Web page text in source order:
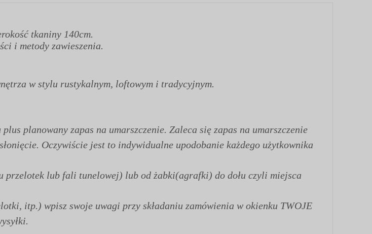
tkaniny 140cm.
i metody zawieszenia.
w stylu rustykalnym, loftowym i tradycyjnym.
planowany zapas na umarszczenie. Zaleca się zapas na umarszczenie
Oczywiście jest to indywidualne upodobanie każdego użytkownika
przelotek lub fali tunelowej) lub od żabki(agrafki) do dołu czyli miejsca
itp.) wpisz swoje uwagi przy składaniu zamówienia w okienku TWOJE